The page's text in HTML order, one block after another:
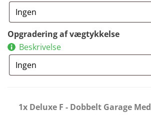
Opgradering af vægtykkelse
Beskrivelse
1x Deluxe F - Dobbelt Garage Med